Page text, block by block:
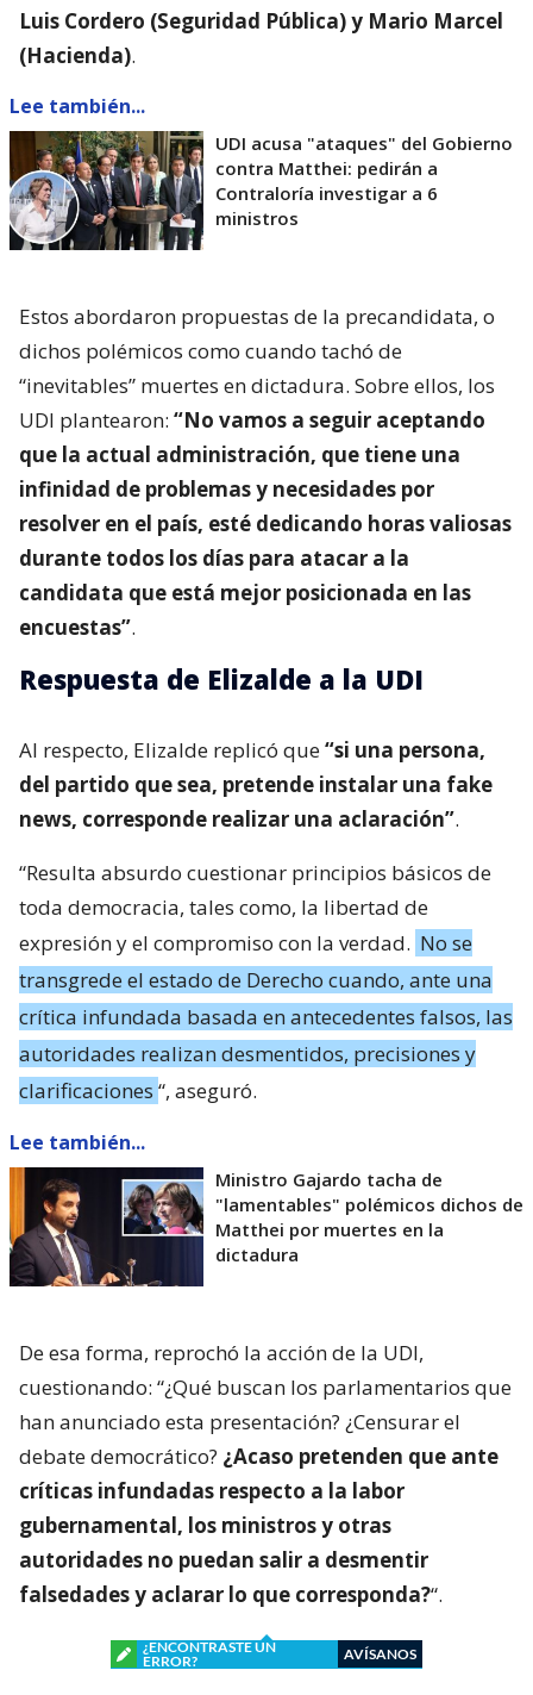
Luis Cordero (Seguridad Pública) y Mario Marcel
(Hacienda).
Lee también...
UDI acusa "ataques" del Gobierno
contra Matthei: pedirán a
Contraloría investigar a 6
ministros
Estos abordaron propuestas de la precandidata, o
dichos polémicos como cuando tachó de
“inevitables” muertes en dictadura. Sobre ellos, los
UDI plantearon: “No vamos a seguir aceptando
que la actual administración, que tiene una
infinidad de problemas y necesidades por
resolver en el país, esté dedicando horas valiosas
durante todos los días para atacar a la
candidata que está mejor posicionada en las
encuestas”.
Respuesta de Elizalde a la UDI
Al respecto, Elizalde replicó que“si una persona,
del partido que sea, pretende instalar una fake
news, corresponde realizar una aclaración”.
“Resulta absurdo cuestionar principios básicos de
toda democracia, tales como, la libertad de
expresión y el compromiso con la verdad. No se
transgrede el estado de Derecho cuando, ante una
crítica infundada basada en antecedentes falsos, las
autoridades realizan desmentidos, precisiones y
clarificaciones “, aseguró.
Lee también...
Ministro Gajardo tacha de
"lamentables" polémicos dichos de
Matthei por muertes en la
dictadura
De esa forma, reprochó la acción de la UDI,
cuestionando: “¿Qué buscan los parlamentarios que
han anunciado esta presentación? ¿Censurar el
debate democrático? ¿Acaso pretenden que ante
críticas infundadas respecto a la labor
gubernamental, los ministros y otras
autoridades no puedan salir a desmentir
falsedades y aclarar lo que corresponda?“.
¿ENCONTRASTE UN
ERROR?
AVÍSANOS